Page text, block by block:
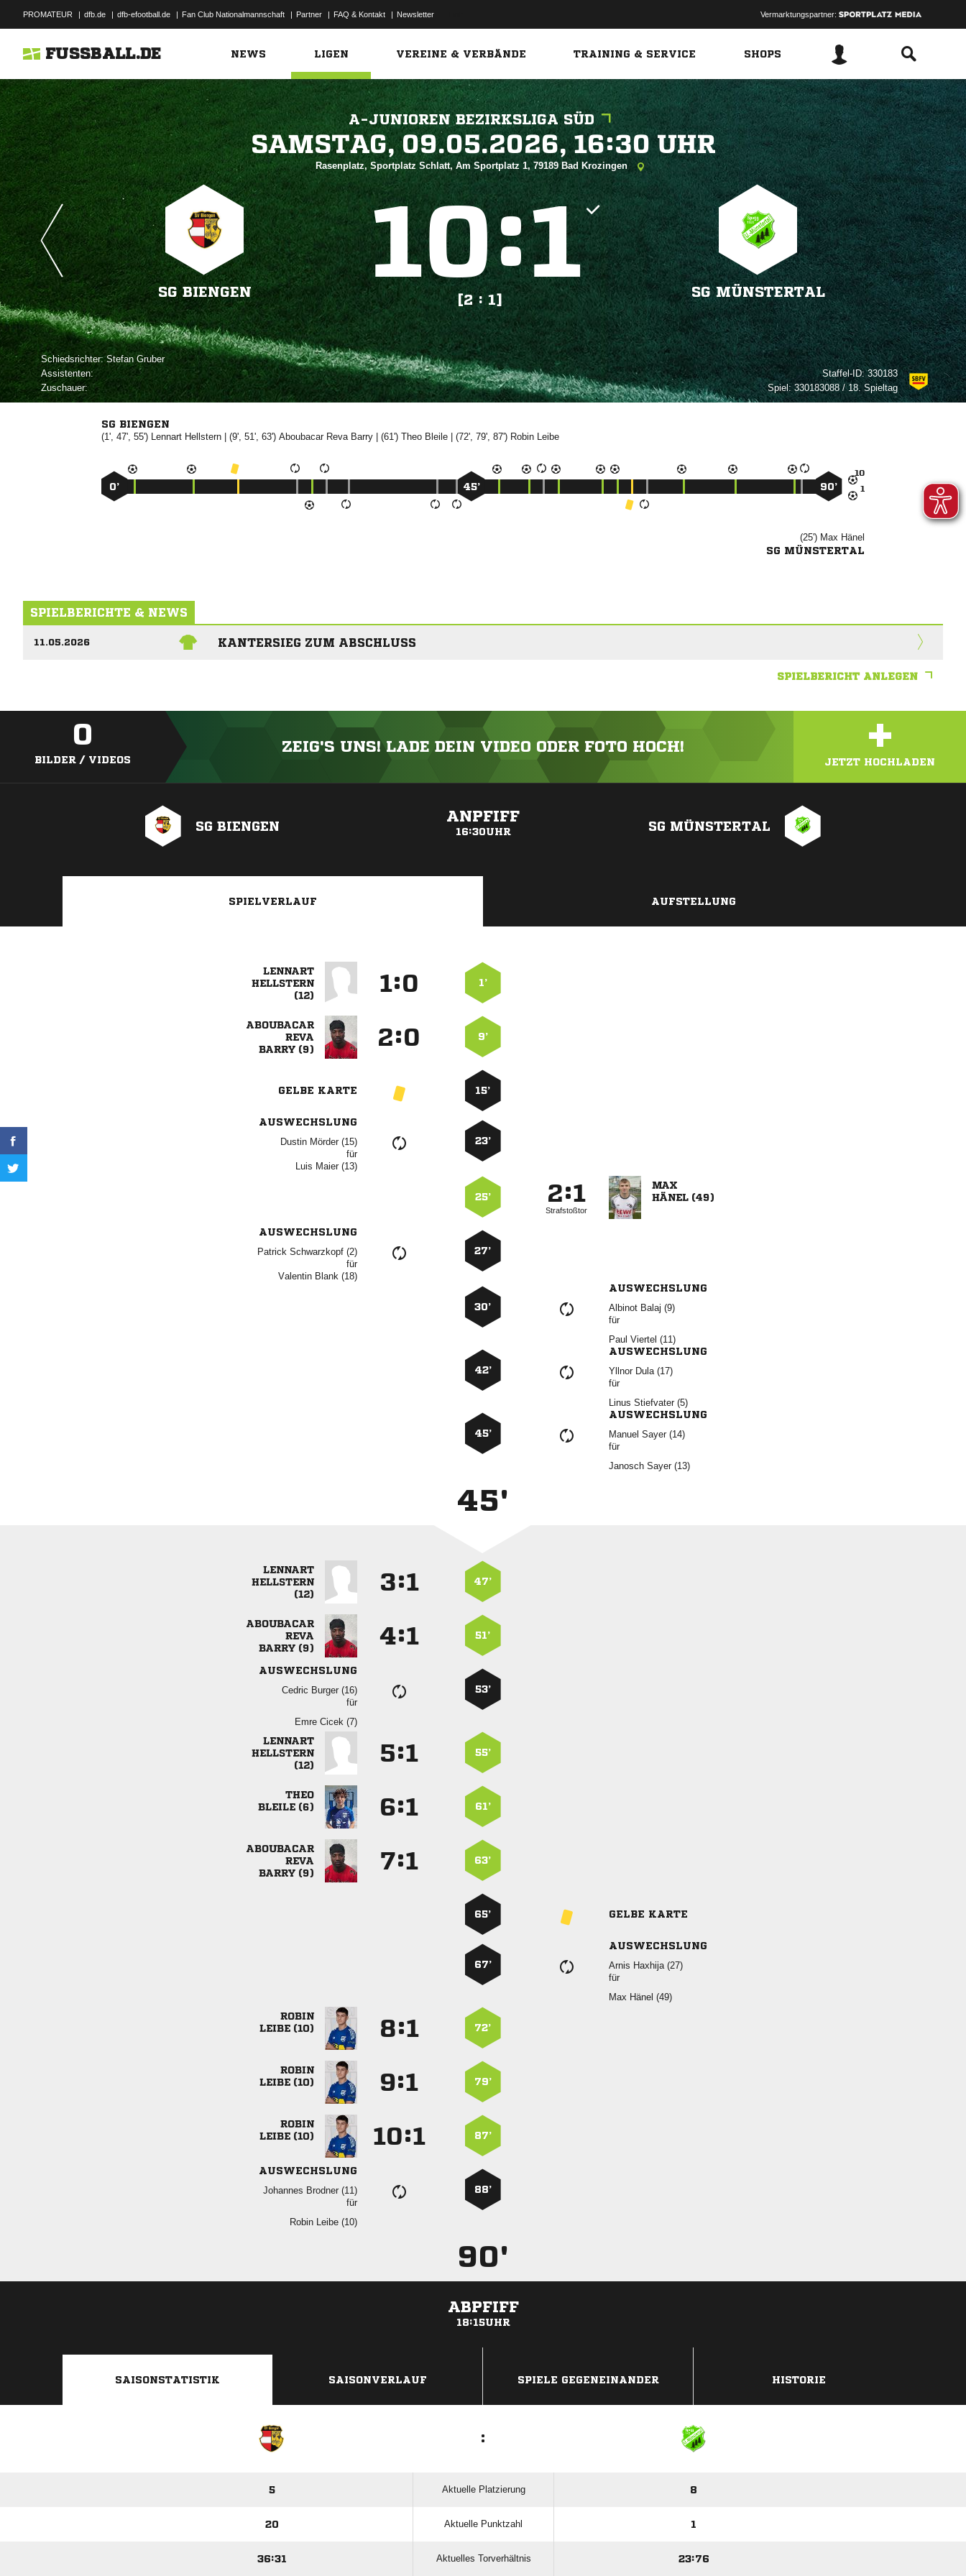
PROMATEUR | dfb.de | dfb-efootball.de | Fan Club Nationalmannschaft | Partner | FAQ & Kontakt | Newsletter Vermarktungspartner:
FUSSBALL.DE NEWS LIGEN VEREINE & VERBÄNDE TRAINING & SERVICE SHOPS
A-JUNIOREN BEZIRKSLIGA SÜD
   
Rasenplatz, Sportplatz Schlatt, Am Sportplatz 1, 79189 Bad Krozingen
SG BIENGEN
:
[2 : 1]
SG MÜNSTERTAL
Schiedsrichter: 
Assistenten:
Zuschauer:
Staffel-ID:330183
Spiel:330183088 / 18. Spieltag
SG BIENGEN
(1', 47', 55') | (9', 51', 63')  | (61') | (72', 79', 87') 


0’ 45’ 90’
(25')  
SG MÜNSTERTAL
SPIELBERICHTE & NEWS
11.05.2026 KANTERSIEG ZUM ABSCHLUSS
SPIELBERICHT ANLEGEN
0
BILDER / VIDEOS
ZEIG'S UNS! LADE DEIN VIDEO ODER FOTO HOCH! +
JETZT HOCHLADEN
SG BIENGEN
ANPFIFF
16:30UHR SG MÜNSTERTAL
SPIELVERLAUF AUFSTELLUNG



: 1’


 
: 9’
GELBE KARTE 15’
AUSWECHSLUNG
  
für
  
23’
25’ :
Strafstoßtor

 
AUSWECHSLUNG
  
für
  
27’
30’
AUSWECHSLUNG
  
für
  
42’
AUSWECHSLUNG
  
für
  
45’
AUSWECHSLUNG
  
für
  
45'



: 47’


 
: 51’
AUSWECHSLUNG
  
für
  
53’



: 55’

 
: 61’


 
: 63’
65’ GELBE KARTE
67’
AUSWECHSLUNG
  
für
  

 
: 72’

 
: 79’

 
: 87’
AUSWECHSLUNG
  
für
  
88’
90'
ABPFIFF
18:15UHR
SAISONSTATISTIK SAISONVERLAUF SPIELE GEGENEINANDER HISTORIE
:
5 Aktuelle Platzierung 8
20 Aktuelle Punktzahl 1
36:31 Aktuelles Torverhältnis 23:76